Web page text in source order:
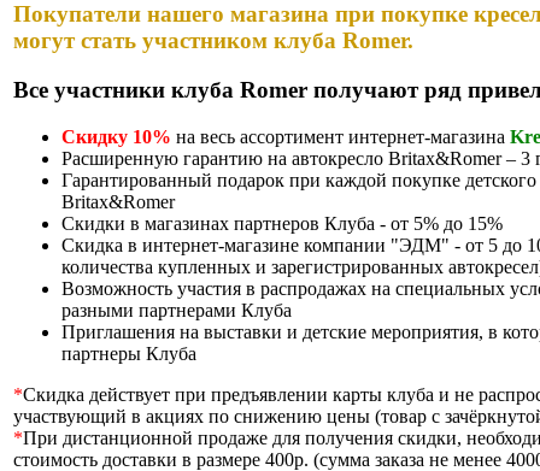
Покупатели нашего магазина при покупке
могут стать участником клуба Romer.
Все участники клуба Romer получают ряд
Скидку 10% на весь ассортимент интернет-магазина
Расширенную гарантию на автокресло Britax&Romer – 3
Гарантированный подарок при каждой покупке детского
Britax&Romer
Скидки в магазинах партнеров Клуба - от 5% до 15%
Скидка в интернет-магазине компании "ЭДМ" - от 5 до
количества купленных и зарегистрированных
Возможность участия в распродажах на специальных
разными партнерами Клуба
Приглашения на выставки и детские мероприятия, в
партнеры Клуба
*Скидка действует при предъявлении карты клуба и не
участвующий в акциях по снижению цены (товар с
*При дистанционной продаже для получения скидки,
стоимость доставки в размере 400р. (сумма заказа не менее